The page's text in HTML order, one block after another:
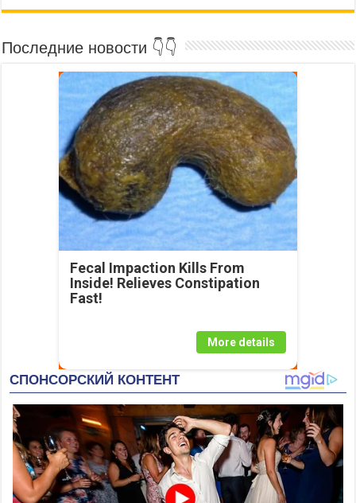
Последние новости 👇👇
Fecal Impaction Kills From
Inside! Relieves Constipation
Fast!
More details